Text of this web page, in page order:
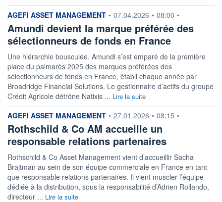
ACTIF NET (EUR)
12M / 30.04.25
NOTATION MORNINGSTAR ⁽¹⁾
RISQUE DU FONDS (SRI)
4/7
+ PORTEFEUILLE
information fournie par
AGEFI ASSET MANAGEMENT • 07.04.2026 • 08:00 •
Amundi devient la marque préférée des
sélectionneurs de fonds en France
Une hiérarchie bousculée. Amundi s’est emparé de la première
place du palmarès 2025 des marques préférées des
sélectionneurs de fonds en France, établi chaque année par
Broadridge Financial Solutions. Le gestionnaire d’actifs du groupe
Crédit Agricole détrône Natixis ... Lire la suite
information fournie par
AGEFI ASSET MANAGEMENT • 27.01.2026 • 08:15 •
Rothschild & Co AM accueille un
responsable relations partenaires
Rothschild & Co Asset Management vient d’accueillir Sacha
Brajtman au sein de son équipe commerciale en France en tant
que responsable relations partenaires. Il vient muscler l’équipe
dédiée à la distribution, sous la responsabilité d’Adrien Rollando,
directeur ... Lire la suite